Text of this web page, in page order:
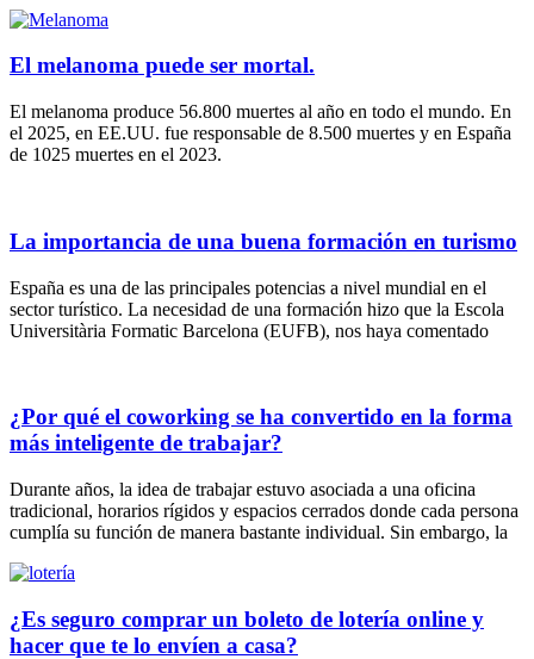
El melanoma puede ser mortal.
El melanoma produce 56.800 muertes al año en todo el mundo. En
el 2025, en EE.UU. fue responsable de 8.500 muertes y en España
de 1025 muertes en el 2023.
La importancia de una buena formación en turismo
España es una de las principales potencias a nivel mundial en el
sector turístico. La necesidad de una formación hizo que la Escola
Universitària Formatic Barcelona (EUFB), nos haya comentado
¿Por qué el coworking se ha convertido en la forma
más inteligente de trabajar?
Durante años, la idea de trabajar estuvo asociada a una oficina
tradicional, horarios rígidos y espacios cerrados donde cada persona
cumplía su función de manera bastante individual. Sin embargo, la
¿Es seguro comprar un boleto de lotería online y
hacer que te lo envíen a casa?